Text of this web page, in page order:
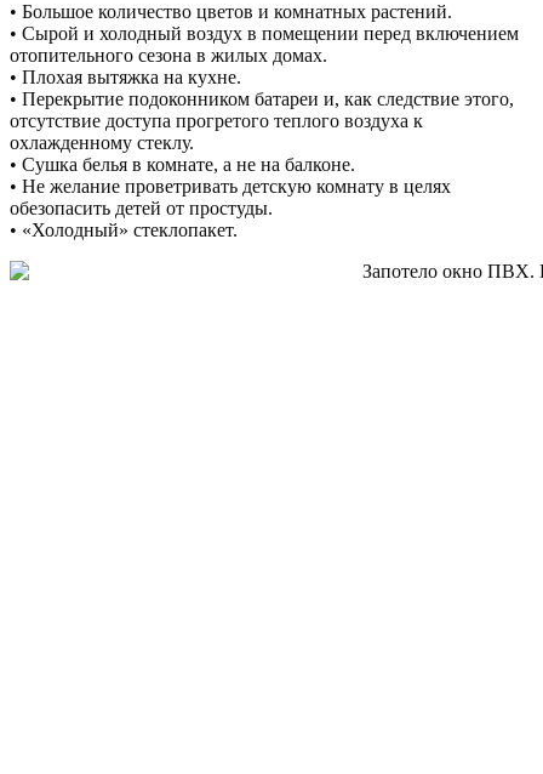
• Большое количество цветов и комнатных растений.
• Сырой и холодный воздух в помещении перед включением
отопительного сезона в жилых домах.
• Плохая вытяжка на кухне.
• Перекрытие подоконником батареи и, как следствие этого,
отсутствие доступа прогретого теплого воздуха к
охлажденному стеклу.
• Сушка белья в комнате, а не на балконе.
• Не желание проветривать детскую комнату в целях
обезопасить детей от простуды.
• «Холодный» стеклопакет.